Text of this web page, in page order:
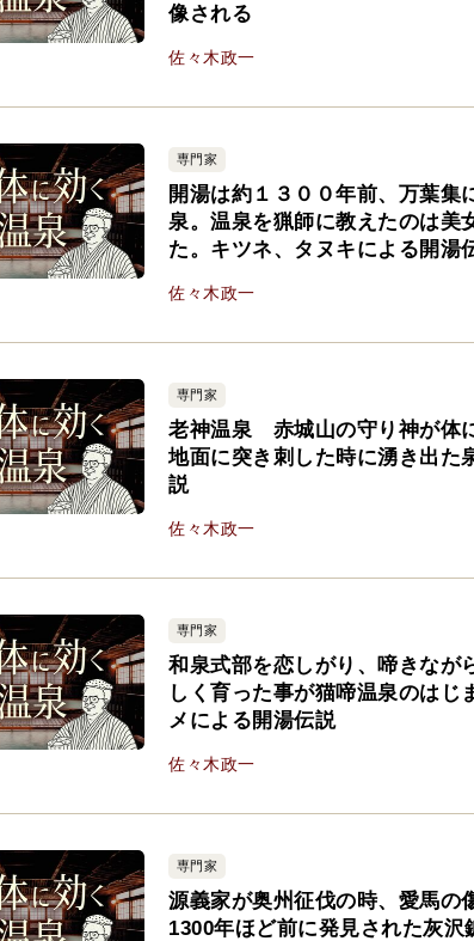
像される
佐々木政一
専門家
開湯は約１３００年前、万葉集
泉。温泉を猟師に教えたのは美
た。キツネ、タヌキによる開湯
佐々木政一
専門家
老神温泉 赤城山の守り神が体
地面に突き刺した時に湧き出た
説
佐々木政一
専門家
和泉式部を恋しがり、啼きなが
しく育った事が猫啼温泉のはじ
メによる開湯伝説
佐々木政一
専門家
源義家が奥州征伐の時、愛馬の
1300年ほど前に発見された灰沢